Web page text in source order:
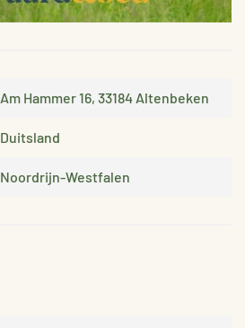
Am Hammer 16, 33184 Altenbeken
Duitsland
Noordrijn-Westfalen